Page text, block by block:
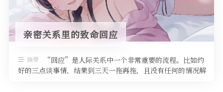
亲密关系里的致命回应
摘要
“回应”是人际关系中一个非常重要的流程。比如约
好的三点谈事情，结果到三天一拖再拖，且没有任何的情况解